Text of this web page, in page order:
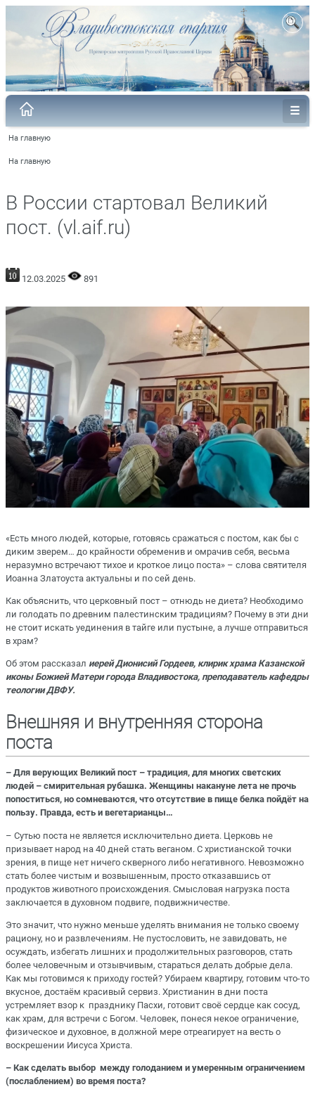
На главную
На главную
В России стартовал Великий
пост. (vl.aif.ru)
12.03.2025 891
«Есть много людей, которые, готовясь сражаться с постом, как бы с
диким зверем… до крайности обременив и омрачив себя, весьма
неразумно встречают тихое и кроткое лицо поста» – слова святителя
Иоанна Златоуста актуальны и по сей день.
Как объяснить, что церковный пост – отнюдь не диета? Необходимо
ли голодать по древним палестинским традициям? Почему в эти дни
не стоит искать уединения в тайге или пустыне, а лучше отправиться
в храм?
Об этом рассказал иерей Дионисий Гордеев, клирик храма Казанской
иконы Божией Матери города Владивостока, преподаватель кафедры
теологии ДВФУ.
Внешняя и внутренняя сторона
поста
– Для верующих Великий пост – традиция, для многих светских
людей – смирительная рубашка. Женщины накануне лета не прочь
попоститься, но сомневаются, что отсутствие в пище белка пойдёт на
пользу. Правда, есть и вегетарианцы…
– Сутью поста не является исключительно диета. Церковь не
призывает народ на 40 дней стать веганом. С христианской точки
зрения, в пище нет ничего скверного либо негативного. Невозможно
стать более чистым и возвышенным, просто отказавшись от
продуктов животного происхождения. Смысловая нагрузка поста
заключается в духовном подвиге, подвижничестве.
Это значит, что нужно меньше уделять внимания не только своему
рациону, но и развлечениям. Не пустословить, не завидовать, не
осуждать, избегать лишних и продолжительных разговоров, стать
более человечным и отзывчивым, стараться делать добрые дела.
Как мы готовимся к приходу гостей? Убираем квартиру, готовим что-то
вкусное, достаём красивый сервиз. Христианин в дни поста
устремляет взор к празднику Пасхи, готовит своё сердце как сосуд,
как храм, для встречи с Богом. Человек, понеся некое ограничение,
физическое и духовное, в должной мере отреагирует на весть о
воскрешении Иисуса Христа.
– Как сделать выбор между голоданием и умеренным ограничением
(послаблением) во время поста?